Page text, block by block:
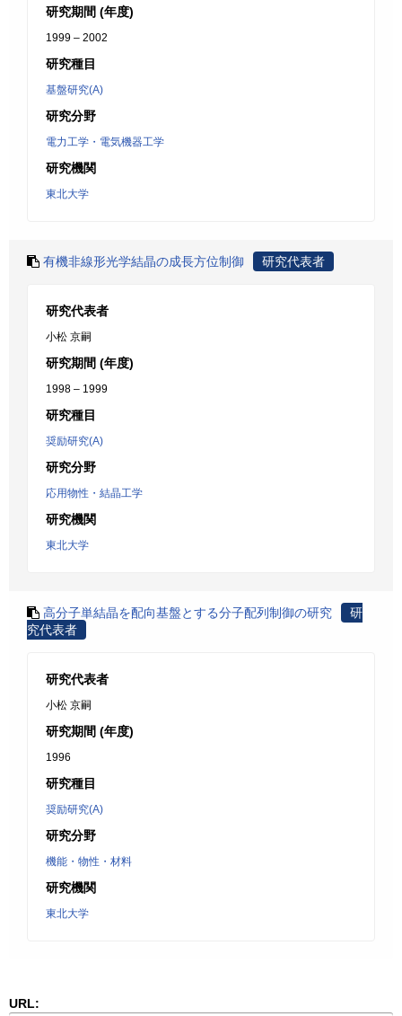
研究期間 (年度)
1999 – 2002
研究種目
基盤研究(A)
研究分野
電力工学・電気機器工学
研究機関
東北大学
有機非線形光学結晶の成長方位制御 研究代表者
研究代表者
小松 京嗣
研究期間 (年度)
1998 – 1999
研究種目
奨励研究(A)
研究分野
応用物性・結晶工学
研究機関
東北大学
高分子単結晶を配向基盤とする分子配列制御の研究
研
究代表者
研究代表者
小松 京嗣
研究期間 (年度)
1996
研究種目
奨励研究(A)
研究分野
機能・物性・材料
研究機関
東北大学
URL: